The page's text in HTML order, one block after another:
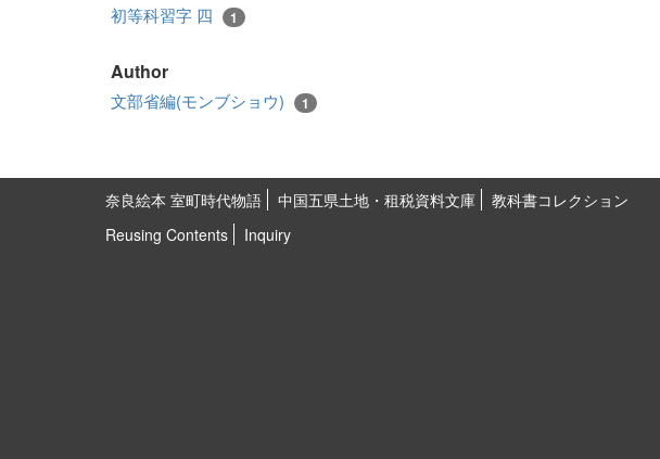
初等科習字 四 1
Author
文部省編(モンブショウ) 1
奈良絵本 室町時代物語 中国五県土地・租税資料文庫
教科書コレクション
Reusing Contents
Inquiry